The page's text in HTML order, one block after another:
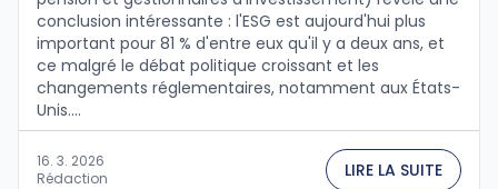
conclusion intéressante : l'ESG est aujourd'hui plus
important pour 81 % d'entre eux qu'il y a deux ans, et
ce malgré le débat politique croissant et les
changements réglementaires, notamment aux États-
Unis....
16. 3. 2026
Rédaction
LIRE LA SUITE